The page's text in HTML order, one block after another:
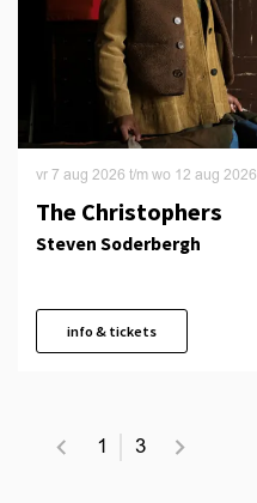
The Christophers
Steven Soderbergh
vr 7 aug 2026 t/m wo 12 aug 2026
info & tickets
1 3